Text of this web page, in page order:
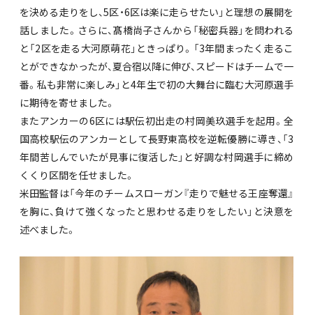
を決める走りをし、5区・6区は楽に走らせたい」と理想の展開を
話しました。さらに、髙橋尚子さんから「秘密兵器」を問われる
と「2区を走る大河原萌花」ときっぱり。「3年間まったく走るこ
とができなかったが、夏合宿以降に伸び、スピードはチームで一
番。私も非常に楽しみ」と4年生で初の大舞台に臨む大河原選手
に期待を寄せました。
またアンカーの6区には駅伝初出走の村岡美玖選手を起用。全
国高校駅伝のアンカーとして長野東高校を逆転優勝に導き、「3
年間苦しんでいたが見事に復活した」と好調な村岡選手に締め
くくり区間を任せました。
米田監督は「今年のチームスローガン『走りで魅せる王座奪還』
を胸に、負けて強くなったと思わせる走りをしたい」と決意を
述べました。